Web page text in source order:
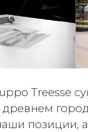
Treesse
позиции,